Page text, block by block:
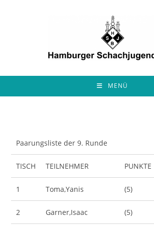
MENÜ
Paarungsliste der 9. Runde
TISCH TEILNEHMER PUNKTE
1 Toma,Yanis (5)
2 Garner,Isaac (5)